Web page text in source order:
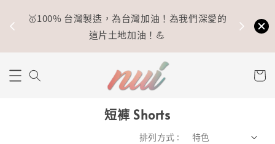
🥇100% 台灣製造，為台灣加油！為我們深愛的
這片土地加油！💪
短褲 Shorts
排列方式 :